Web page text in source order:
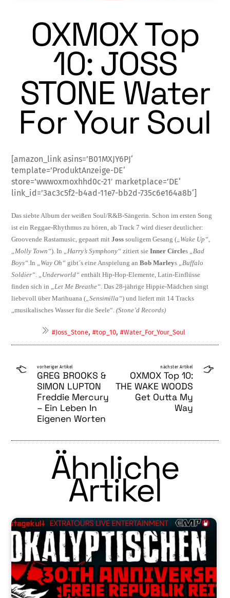
OXMOX Top
10: JOSS
STONE Water
For Your Soul
[amazon_link asins=’B01MXJY6PJ‘
template=’ProduktAnzeige-DE‘
store=’wwwoxmoxhhd0c-21′ marketplace=’DE‘
link_id=’3ac3c5f2-b4ad-11e7-bb2d-735c6e164a8b‘]
Das siebte Album der weißen Soul/R&B-Sängerin. Schon im ersten Song
ist ein Reg­gae-Rhythmus zu hören, ab Track 7 wird die­ser deutlicher:
Groovende Rastamusic, gepa­art mitJoss souligem Gesang ( „Wake Up“
„Molly Town“). In „Harry’s Symphony“zi­tiert sieInner Circles
„Bad
Boys“.In „Way Oh“ gibt´s eine Anspielung anBob Marleys
„Buffalo
Soldier“
„Underworld“enthält Hip-Hop-Elemente, Latin-Einflüsse
finden sich in
„Let Me Breathe“ . Das 28-jährige Hippie-Mädchen singt
liebevoll über Marihu­ana ( „Sensimilla“) und liefert mit 14 Tracks
„musikalisches Wasser für die Seele“.(Stone’d Records)
#Joss_Stone, #top_10, #Water_For_Your_Soul
vorheriger Artikel
GREG BROOKS &
SIMON LUPTON
Freddie Mercury
– Ein Leben In
Eigenen Worten
nächster Artikel
OXMOX Top 10:
THE WAKE WOODS
Get Outta My
Way
Ähnliche
Artikel